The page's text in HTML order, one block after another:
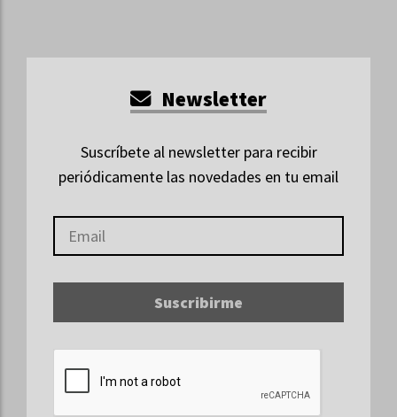
Newsletter
Suscríbete al newsletter para recibir
periódicamente las novedades en tu email
Suscribirme